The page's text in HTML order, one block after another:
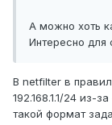
А можно хоть
Интересно для
В netfilter в
192.168.1.1/24 из-
такой формат